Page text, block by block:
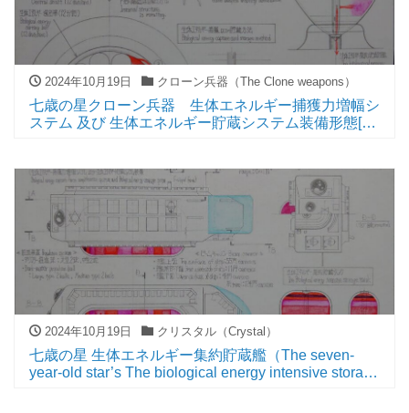
2024年10月19日 クローン兵器（The Clone weapons）
七歳の星クローン兵器 生体エネルギー捕獲力増幅シ
ステム 及び 生体エネルギー貯蔵システム装備形態[構
amplification system and Biological energy storage
system Equipped form [structural drawing]）
2024年10月19日 クリスタル（Crystal）
七歳の星 生体エネルギー集約貯蔵艦（The seven-
year-old star’s The biological energy intensive storage